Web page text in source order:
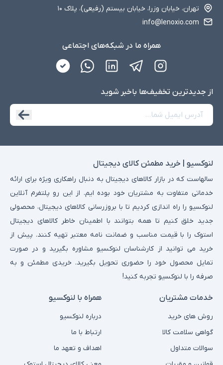
تهران، خیابان وزرا، خیابان بیستم (رفیعی)، پلاک ۱۰
info@lenoxio.com
همراه ما در شبکه‌های اجتماعی
از جدید‌ترین تخفیف‌ها با‌خبر شوید
لنوکسیو | خرید مطمئن کالای دیجیتال
سالهاست که در بازار کالاهای دیجیتال به دنبال راهکاری ویژه برای ارائه
خدماتی متفاوت به مشتریان خود بوده ایم. از این رو پلتفرم آنلاین
لنوکسیو را راه اندازی کردیم تا با بروزرسانی کالاهای دیجیتال، محصولی
جدید خلق کنیم تا همه بتوانند با اطمینان خاطر کالاهای دیجیتال
استوک را با قیمت مناسب و ضمانت نامه معتبر تهیه کنند. پیش از
خرید می توانید از کارشناسان لنوکسیو مشاوره بگیرید و در صورت
تمایل محصول خود را حضوری تحویل بگیرید. خریدی مطمئن و به
صرفه را با لنوکسیو تجربه کنید!
خدمات مشتریان
روش های خرید
گواهی سلامت کالا
سوالات متداول
همراه با لنوکسیو
درباره لنوکسیو
ارتباط با ما
اهداف و تعهد ما